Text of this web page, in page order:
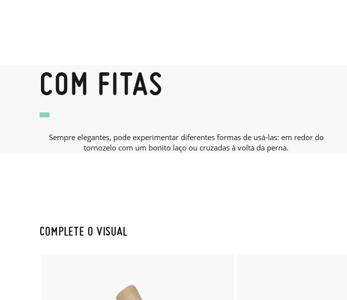
COM FITAS
Sempre elegantes, pode experimentar diferentes formas de usá-las: em redor do
tornozelo com um bonito laço ou cruzadas à volta da perna.
COMPLETE O VISUAL